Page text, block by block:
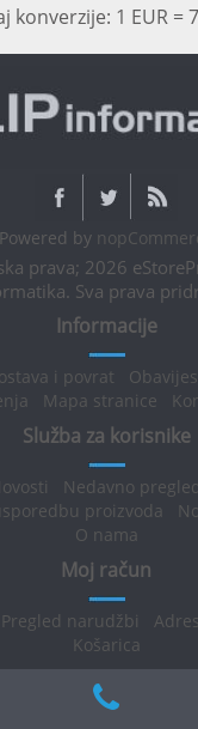
konverzije: 1 EUR =
Powered by
prava; 2026
Sva prava
Informacije
i povrat
Mapa stranice
Služba za korisnike
Nedavno
proizvoda
O nama
Moj račun
Pregled narudžbi
Košarica